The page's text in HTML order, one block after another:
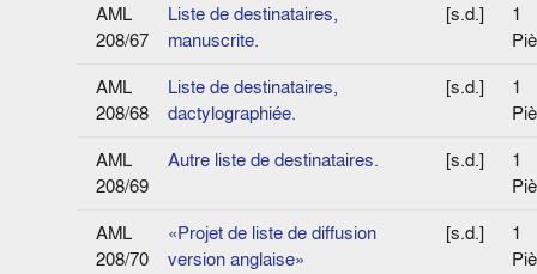
AML
208/67
Liste de destinataires,
manuscrite.
[s.d.]
1
AML
208/68
Liste de destinataires,
dactylographiée.
[s.d.]
1
AML
208/69
Autre liste de destinataires. [s.d.]
1
AML
208/70
«Projet de liste de diffusion
version anglaise»
[s.d.]
1